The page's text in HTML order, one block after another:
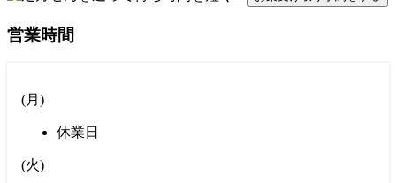
営業時間
(月 )
休業日
(火)